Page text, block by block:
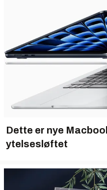
Dette er nye
ytelsesløftet